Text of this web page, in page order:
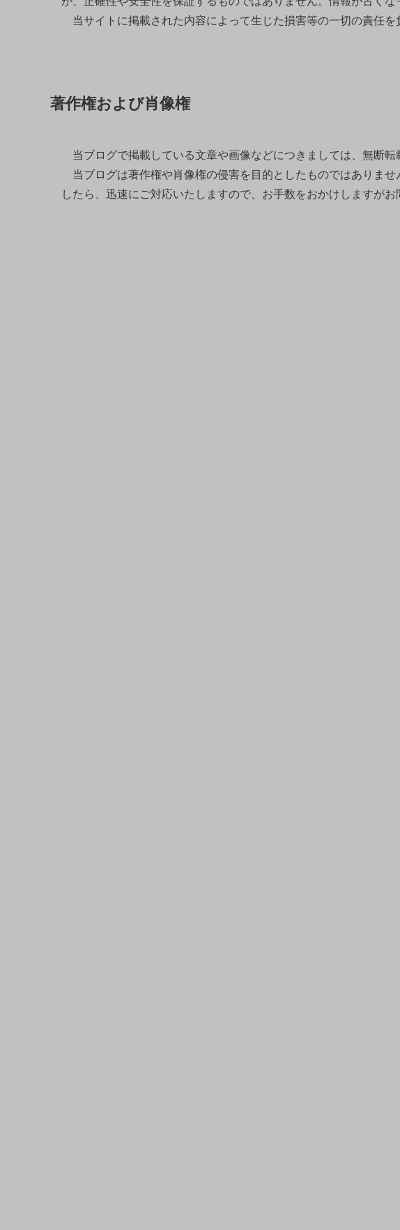
当サイトに掲載された内容によって生じた損害等の一切の責任を
著作権および肖像権
当ブログで掲載している文章や画像などにつきましては、無断転
当ブログは著作権や肖像権の侵害を目的としたものではありま
したら、迅速にご対応いたしますので、お手数をおかけしますがお